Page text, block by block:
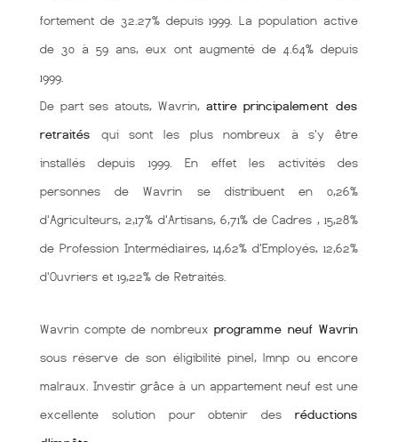
fortement de 32.27% depuis 1999. La population active
de 30 à 59 ans, eux ont augmenté de 4.64% depuis
1999.
De part ses atouts, Wavrin, attire principalement des
retraités qui sont les plus nombreux à s'y être
installés depuis 1999. En effet les activités des
personnes de Wavrin se distribuent en 0,26%
d'Agriculteurs, 2,17% d'Artisans, 6,71% de Cadres , 15,28%
de Profession Intermédiaires, 14,62% d'Employés, 12,62%
d'Ouvriers et 19,22% de Retraités.
Wavrin compte de nombreux programme neuf Wavrin
sous réserve de son éligibilité pinel, lmnp ou encore
malraux. Investir grâce à un appartement neuf est une
excellente solution pour obtenir des réductions